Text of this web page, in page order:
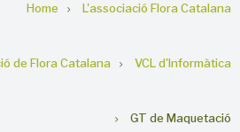
Home L'associació Flora Catalana
de Flora Catalana VCL d'Informàtica
GT de Maquetació